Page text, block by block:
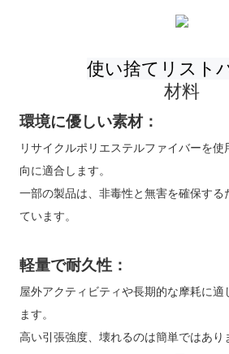
材料
環境に優しい素材：
リサイクルポリエステルファイバーを
向に適合します。
一部の製品は、非毒性と無害を確保する
ています。
軽量で耐久性：
屋外アクティビティや長期的な摩耗に適
ます。
高い引張強度、壊れるのは簡単ではあり